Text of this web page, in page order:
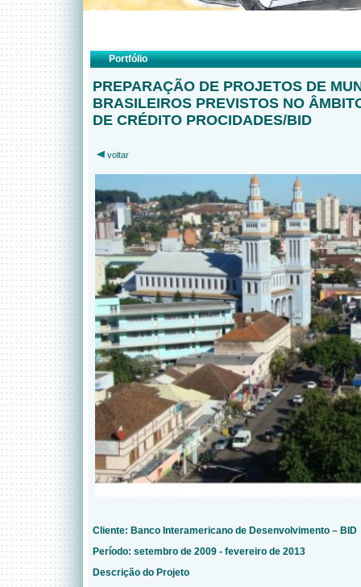
Portfólio
PREPARAÇÃO DE PROJETOS DE
BRASILEIROS PREVISTOS NO
DE CRÉDITO PROCIDADES/BID
voltar
Cliente: Banco Interamericano de Desenvolvimento – BID
Período: setembro de 2009 - fevereiro de 2013
Descrição do Projeto